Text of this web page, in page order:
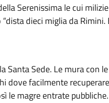
Serenissima le cui milizie
dieci miglia da Rimini.
Santa Sede. Le mura con le
dove facilmente recuperare
le magre entrate pubbliche.